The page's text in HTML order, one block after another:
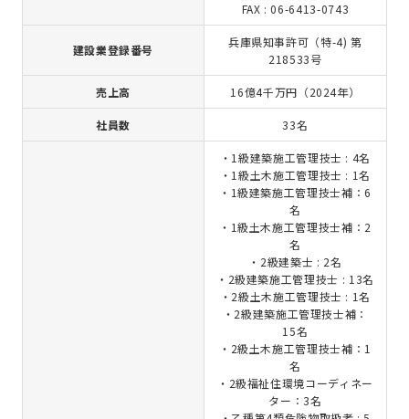
FAX : 06-6413-0743
建設業登録番号
兵庫県知事許可（特-4) 第
218533号
売上高 16億4千万円（2024年）
社員数 33名
・1級建築施工管理技士 : 4名
・1級土木施工管理技士 : 1名
・1級建築施工管理技士補：6
名
・1級土木施工管理技士補：2
名
・2級建築士 : 2名
・2級建築施工管理技士 : 13名
・2級土木施工管理技士 : 1名
・2級建築施工管理技士補：
15名
・2級土木施工管理技士補：1
名
・2級福祉住環境コーディネー
ター：3名